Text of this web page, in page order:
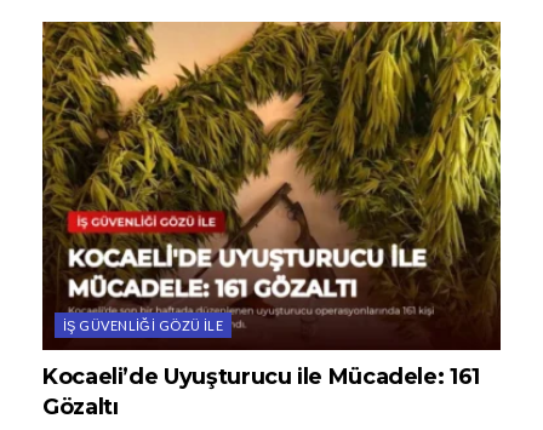
İŞ GÜVENLIĞI GÖZÜ ILE
Kocaeli’de Uyuşturucu ile Mücadele: 161
Gözaltı